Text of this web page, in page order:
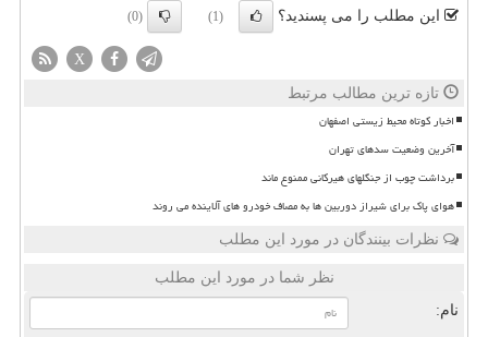
این مطلب را می پسندید؟ (1)
(0)
X
تازه ترین مطالب مرتبط
اخبار کوتاه محیط زیستی اصفهان
آخرین وضعیت سدهای تهران
برداشت چوب از جنگلهای هیرکانی ممنوع ماند
هوای پاک برای شیراز دوربین ها به مصاف خودرو های آلاینده می روند
نظرات بینندگان در مورد این مطلب
نظر شما در مورد این مطلب
نام: